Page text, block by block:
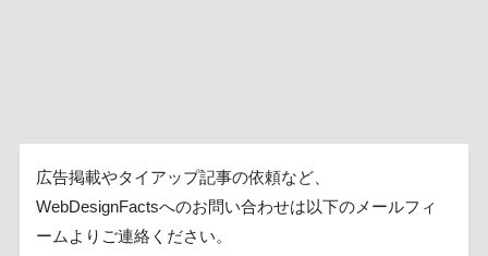
広告掲載やタイアップ記事の依頼など、
WebDesignFactsへのお問い合わせは以下のメールフィ
ームよりご連絡ください。